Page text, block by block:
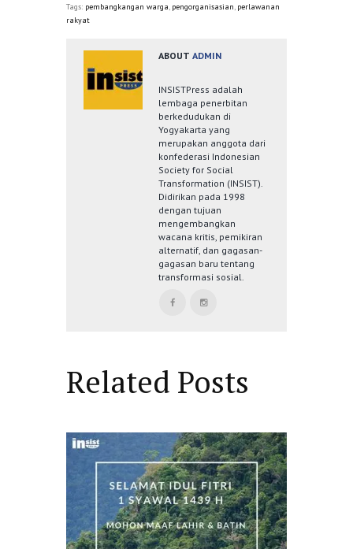
Tags: pembangkangan warga, pengorganisasian, perlawanan
rakyat
ABOUTADMIN
INSISTPress adalah
lembaga penerbitan
berkedudukan di
Yogyakarta yang
merupakan anggota dari
konfederasi Indonesian
Society for Social
Transformation (INSIST).
Didirikan pada 1998
dengan tujuan
mengembangkan
wacana kritis, pemikiran
alternatif, dan gagasan-
gagasan baru tentang
transformasi sosial.
Related Posts